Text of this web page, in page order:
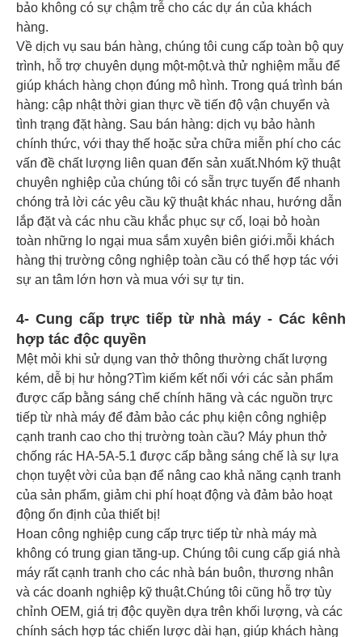
bảo không có sự chậm trễ cho các dự án của khách
hàng.
Về dịch vụ sau bán hàng, chúng tôi cung cấp toàn bộ quy
trình, hỗ trợ chuyên dụng một-một.và thử nghiệm mẫu để
giúp khách hàng chọn đúng mô hình. Trong quá trình bán
hàng: cập nhật thời gian thực về tiến độ vận chuyển và
tình trạng đặt hàng. Sau bán hàng: dịch vụ bảo hành
chính thức, với thay thế hoặc sửa chữa miễn phí cho các
vấn đề chất lượng liên quan đến sản xuất.Nhóm kỹ thuật
chuyên nghiệp của chúng tôi có sẵn trực tuyến để nhanh
chóng trả lời các yêu cầu kỹ thuật khác nhau, hướng dẫn
lắp đặt và các nhu cầu khắc phục sự cố, loại bỏ hoàn
toàn những lo ngại mua sắm xuyên biên giới.mỗi khách
hàng thị trường công nghiệp toàn cầu có thể hợp tác với
sự an tâm lớn hơn và mua với sự tự tin.
4- Cung cấp trực tiếp từ nhà máy - Các kênh
hợp tác độc quyền
Mệt mỏi khi sử dụng van thở thông thường chất lượng
kém, dễ bị hư hỏng?Tìm kiếm kết nối với các sản phẩm
được cấp bằng sáng chế chính hãng và các nguồn trực
tiếp từ nhà máy để đảm bảo các phụ kiện công nghiệp
cạnh tranh cao cho thị trường toàn cầu? Máy phun thở
chống rác HA-5A-5.1 được cấp bằng sáng chế là sự lựa
chọn tuyệt vời của bạn để nâng cao khả năng cạnh tranh
của sản phẩm, giảm chi phí hoạt động và đảm bảo hoạt
động ổn định của thiết bị!
Hoan công nghiệp cung cấp trực tiếp từ nhà máy mà
không có trung gian tăng-up. Chúng tôi cung cấp giá nhà
máy rất cạnh tranh cho các nhà bán buôn, thương nhân
và các doanh nghiệp kỹ thuật.Chúng tôi cũng hỗ trợ tùy
chỉnh OEM, giá trị độc quyền dựa trên khối lượng, và các
chính sách hợp tác chiến lược dài hạn, giúp khách hàng